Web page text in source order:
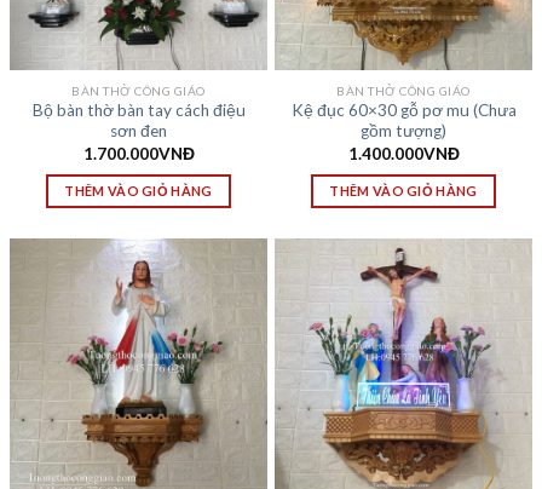
BÀN THỜ CÔNG GIÁO
Bộ bàn thờ bàn tay cách điệu
sơn đen
1.700.000VNĐ
THÊM VÀO GIỎ HÀNG
BÀN THỜ CÔNG GIÁO
Kệ đục 60×30 gỗ pơ mu (Chưa
gồm tượng)
1.400.000VNĐ
THÊM VÀO GIỎ HÀNG